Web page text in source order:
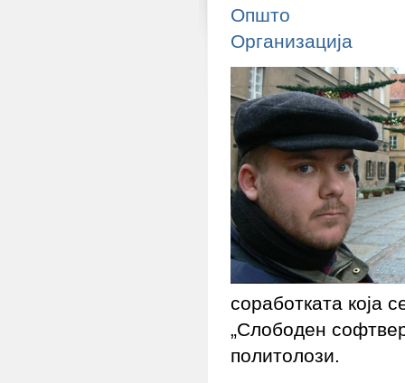
Општо
Организација
соработката која
„Слободен
политолози.